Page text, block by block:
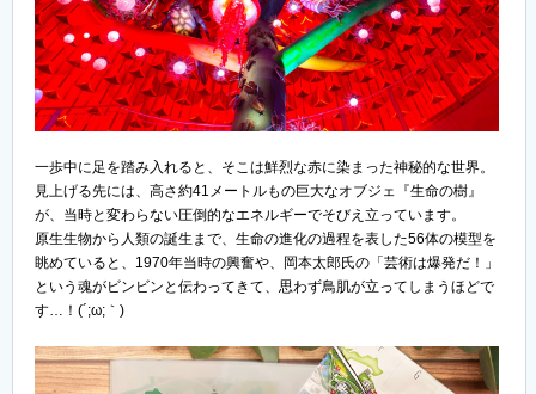
一歩中に足を踏み入れると、そこは鮮烈な赤に染まった神秘的な世界。
見上げる先には、高さ約41メートルもの巨大なオブジェ『生命の樹』
が、当時と変わらない圧倒的なエネルギーでそびえ立っています。
原生生物から人類の誕生まで、生命の進化の過程を表した56体の模型を
眺めていると、1970年当時の興奮や、岡本太郎氏の「芸術は爆発だ！」
という魂がビンビンと伝わってきて、思わず鳥肌が立ってしまうほどで
す…！(´;ω;｀)